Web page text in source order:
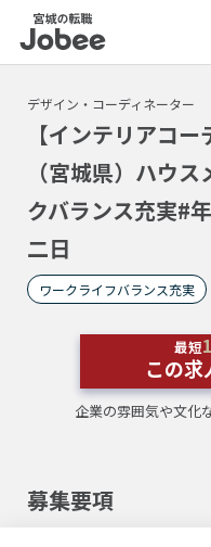
デザイン・コーディネーター
【インテリアコ
（宮城県）ハウ
クバランス充実#
二日
ワークライフバランス充実
最短1
この求
企業の雰囲気や文化
募集要項